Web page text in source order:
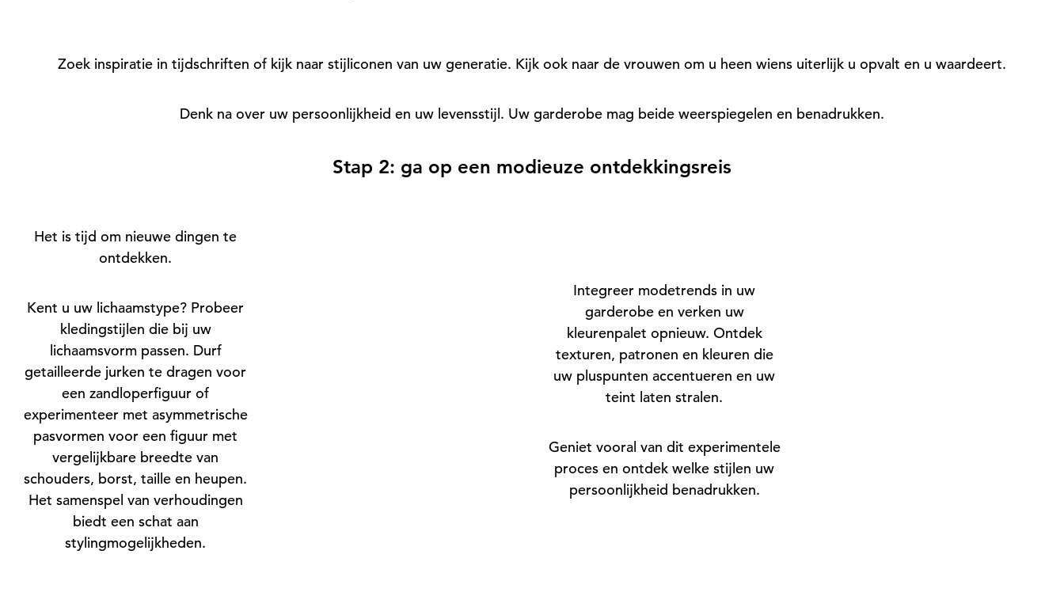
Zoek inspiratie in tijdschriften of kijk naar stijliconen van uw generatie. Kijk ook naar de vrouwen om u heen wiens uiterlijk u opvalt en u waardeert.
Denk na over uw persoonlijkheid en uw levensstijl. Uw garderobe mag beide weerspiegelen en benadrukken.
Stap 2: ga op een modieuze ontdekkingsreis
Het is tijd om nieuwe dingen te
ontdekken.
Kent u uw lichaamstype? Probeer
kledingstijlen die bij uw
lichaamsvorm passen. Durf
getailleerde jurken te dragen voor
een zandloperfiguur of
experimenteer met asymmetrische
pasvormen voor een figuur met
vergelijkbare breedte van
schouders, borst, taille en heupen.
Het samenspel van verhoudingen
biedt een schat aan
stylingmogelijkheden.
Integreer modetrends in uw
garderobe en verken uw
kleurenpalet opnieuw. Ontdek
texturen, patronen en kleuren die
uw pluspunten accentueren en uw
teint laten stralen.
Geniet vooral van dit experimentele
proces en ontdek welke stijlen uw
persoonlijkheid benadrukken.